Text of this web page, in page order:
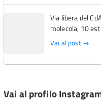
Via libera del
molecola, 10
Vai al post →
Vai al post →
Vai al profilo